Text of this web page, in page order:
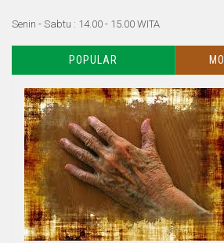
Senin - Sabtu : 14.00 - 15.00 WITA
POPULAR